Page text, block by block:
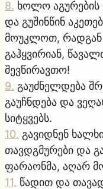
8. ხოლო აგურების
და გუშინწინ
მოუკლოთ, რადგან
გაჰყვირიან,
შევწირავთო!
9. გაუძნელდება
გაუჩნდება და
სიტყვებს.
10. გავიდნენ
თავდგმურები და
ფარაონმა, აღარ
11. წადით და